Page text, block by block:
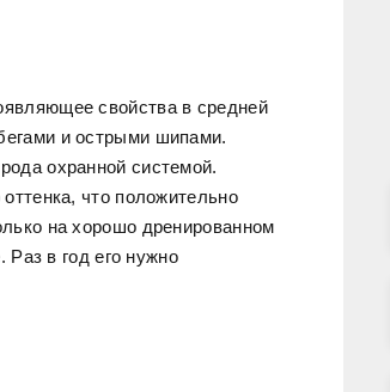
свойства в средней
и острыми шипами.
охранной системой.
что положительно
на хорошо дренированном
Раз в год его нужно